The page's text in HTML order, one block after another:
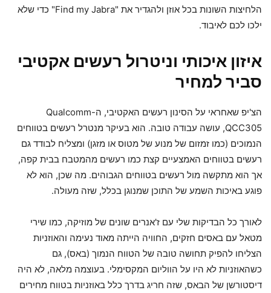
הלחיצות השונות בכל אוזן ולהגדיר את "Find my Jabra" כדי שלא
ילכו לכם לאיבוד.
איזון איכותי וניטרול רעשים אקטיבי
סביר למחיר
הצ'יפ שאחראי על הסינון רעשים האקטיבי, ה-Qualcomm
QCC305, עושה עבודה טובה. הוא בעיקר מנטרל רעשים בטווחים
הנמוכים (כמו זמזום של מנוע של מטוס או מזגן) ומצליח לבודד גם
רעשים בטווחים האמצעיים קצת כמו רעשים מהמטבח בבית קפה,
אך הוא מתקשה מול רעשים בטווחים הגבוהים. מה שכן, הוא לא
פוגע באיכות השמע של התוכן שמנוגן בכלל, שזה מעולה.
לאורך כל הבדיקות שלי עם ז'אנרים שונים של מוזיקה, כמו שירי
מטאל עם באסים חזקים, החוויה הייתה מאוד נעימה והאוזניות
הצליחו להפיק תחושה טובה של הטווח הנמוך (באס), גם
כשהאוזניות לא היו על הווליום המקסימלי. בעוצמה מלאה, לא היה
דיסטורשן של הבאס, שזה חריג בדרך כלל באוזניות בטווח מחירים